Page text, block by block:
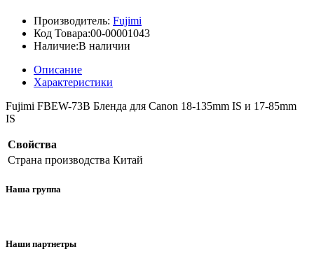
Производитель: Fujimi
Код Товара:00-00001043
Наличие:В наличии
Описание
Характеристики
Fujimi FBEW-73B Бленда для Canon 18-135mm IS и 17-85mm
IS
Свойства
Страна производства Китай
Наша группа
Наши партнетры